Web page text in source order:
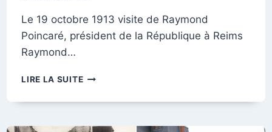
Le 19 octobre 1913 visite de Raymond
Poincaré, président de la République à Reims
Raymond…
LIRE LA SUITERUE
DESTEUQUE,
DU